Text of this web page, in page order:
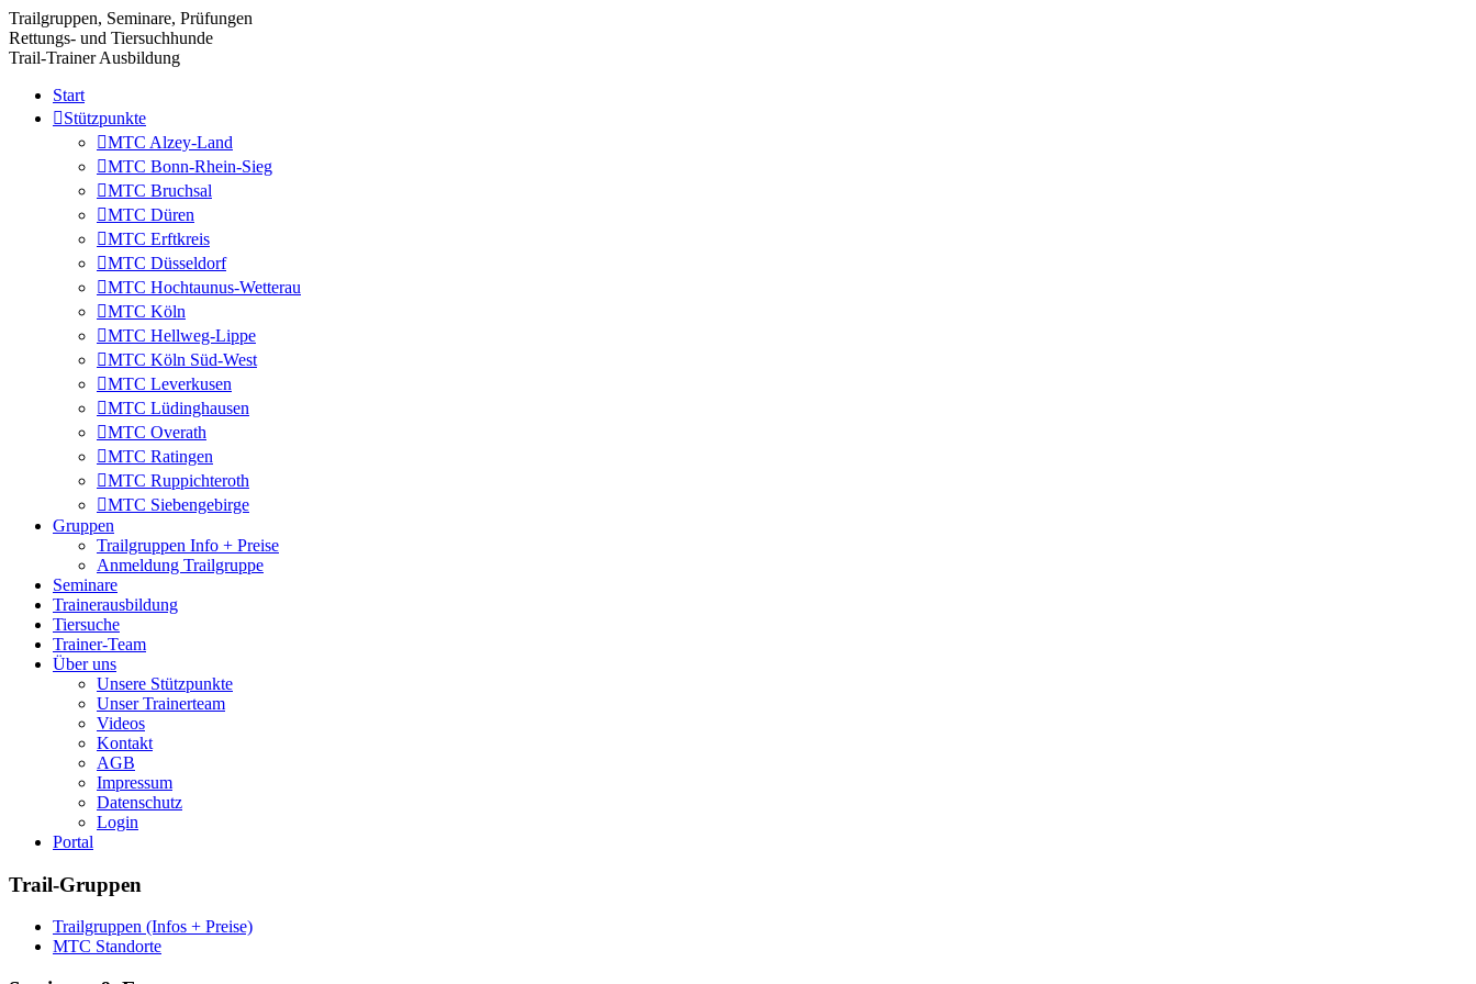
Trailgruppen, Seminare, Prüfungen
Rettungs- und Tiersuchhunde
Trail-Trainer Ausbildung
Start
Stützpunkte
MTC Alzey-Land
MTC Bonn-Rhein-Sieg
MTC Bruchsal
MTC Düren
MTC Erftkreis
MTC Düsseldorf
MTC Hochtaunus-Wetterau
MTC Köln
MTC Hellweg-Lippe
MTC Köln Süd-West
MTC Leverkusen
MTC Lüdinghausen
MTC Overath
MTC Ratingen
MTC Ruppichteroth
MTC Siebengebirge
Gruppen
Trailgruppen Info + Preise
Anmeldung Trailgruppe
Seminare
Trainerausbildung
Tiersuche
Trainer-Team
Über uns
Unsere Stützpunkte
Unser Trainerteam
Videos
Kontakt
AGB
Impressum
Datenschutz
Login
Portal
Trail-Gruppen
Trailgruppen (Infos + Preise)
MTC Standorte